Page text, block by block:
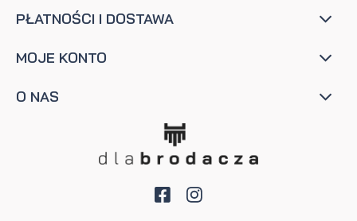
PŁATNOŚCI I DOSTAWA
MOJE KONTO
O NAS